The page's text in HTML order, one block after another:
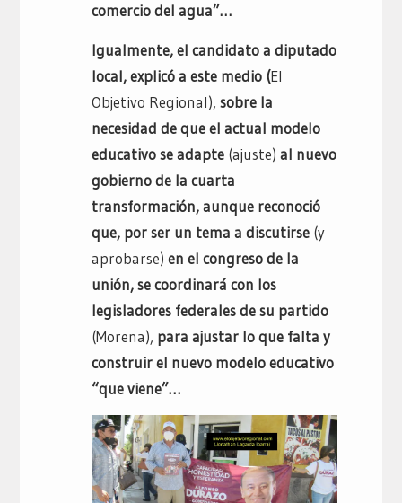
comercio del agua”…
Igualmente, el candidato a diputado
local, explicó a este medio (El
Objetivo Regional), sobre la
necesidad de que el actual modelo
educativo se adapte (ajuste) al nuevo
gobierno de la cuarta
transformación, aunque reconoció
que, por ser un tema a discutirse (y
aprobarse) en el congreso de la
unión, se coordinará con los
legisladores federales de su partido
(Morena), para ajustar lo que falta y
construir el nuevo modelo educativo
“que viene”…